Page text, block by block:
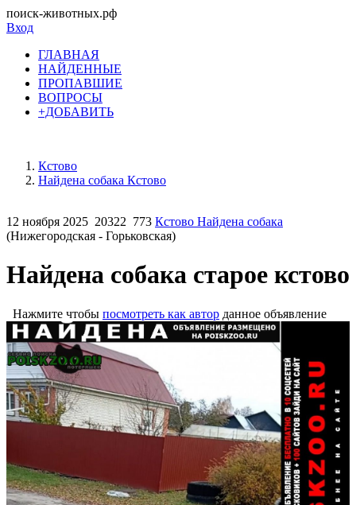
поиск-животных.рф
Вход
ГЛАВНАЯ
НАЙДЕННЫЕ
ПРОПАВШИЕ
ВОПРОСЫ
+ДОБАВИТЬ
Кстово
Найдена собака Кстово
12 ноября 2025 20322 773 Кстово Найдена собака
(Нижегородская - Горьковская)
Найдена собака старое кстово
Нажмите чтобы посмотреть как автор данное объявление